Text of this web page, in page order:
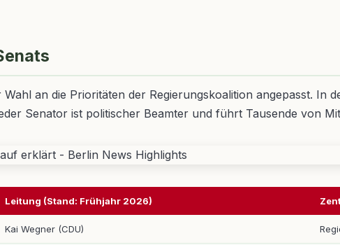
an die Prioritäten der Regierungskoalition angepasst. In
Senator ist politischer Beamter und führt Tausende von
Leitung (Stand: Frühjahr 2026)
Kai Wegner (CDU)